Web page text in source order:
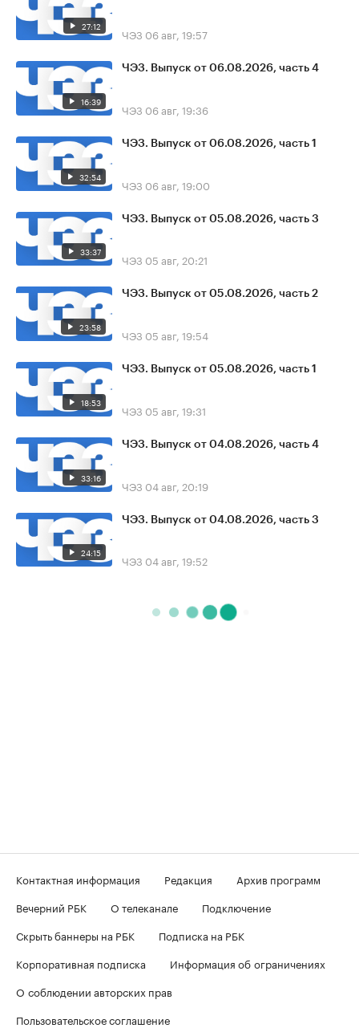
27:12 ЧЭЗ 06 авг, 19:57
16:39
ЧЭЗ. Выпуск от 06.08.2026, часть 4
ЧЭЗ 06 авг, 19:36
32:54
ЧЭЗ. Выпуск от 06.08.2026, часть 1
ЧЭЗ 06 авг, 19:00
33:37
ЧЭЗ. Выпуск от 05.08.2026, часть 3
ЧЭЗ 05 авг, 20:21
23:58
ЧЭЗ. Выпуск от 05.08.2026, часть 2
ЧЭЗ 05 авг, 19:54
18:53
ЧЭЗ. Выпуск от 05.08.2026, часть 1
ЧЭЗ 05 авг, 19:31
33:16
ЧЭЗ. Выпуск от 04.08.2026, часть 4
ЧЭЗ 04 авг, 20:19
24:15
ЧЭЗ. Выпуск от 04.08.2026, часть 3
ЧЭЗ 04 авг, 19:52
Контактная информация Редакция
Архив программ
Вечерний РБК
О телеканале
Подключение
Скрыть баннеры на РБК
Подписка на РБК
Корпоративная подписка
Информация об ограничениях
О соблюдении авторских прав
Пользовательское соглашение